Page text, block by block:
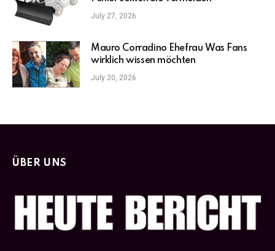
July 27, 2026
Mauro Corradino Ehefrau Was Fans
wirklich wissen möchten
July 20, 2026
ÜBER UNS